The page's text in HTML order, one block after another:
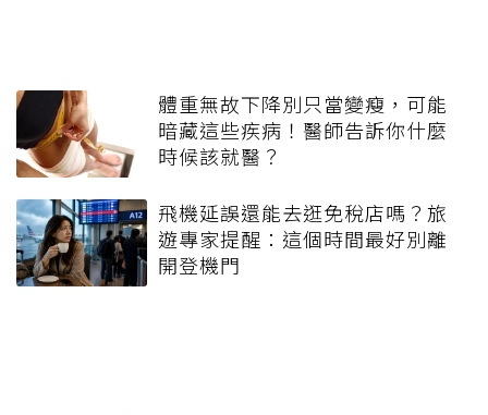
體重無故下降別只當變瘦，可能
暗藏這些疾病！醫師告訴你什麼
時候該就醫？
飛機延誤還能去逛免稅店嗎？旅
遊專家提醒：這個時間最好別離
開登機門